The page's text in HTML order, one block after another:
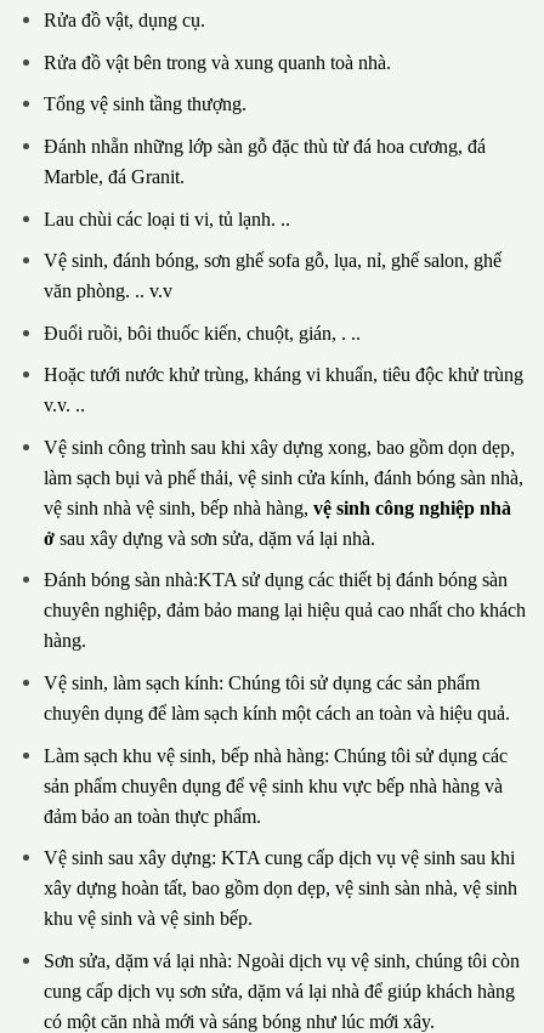
Rửa đồ vật, dụng cụ.
Rửa đồ vật bên trong và xung quanh toà nhà.
Tổng vệ sinh tầng thượng.
Đánh nhẵn những lớp sàn gỗ đặc thù từ đá hoa cương, đá
Marble, đá Granit.
Lau chùi các loại ti vi, tủ lạnh. ..
Vệ sinh, đánh bóng, sơn ghế sofa gỗ, lụa, nỉ, ghế salon, ghế
văn phòng. .. v.v
Đuổi ruồi, bôi thuốc kiến, chuột, gián, . ..
Hoặc tưới nước khử trùng, kháng vi khuẩn, tiêu độc khử trùng
v.v. ..
Vệ sinh công trình sau khi xây dựng xong, bao gồm dọn dẹp,
làm sạch bụi và phế thải, vệ sinh cửa kính, đánh bóng sàn nhà,
vệ sinh nhà vệ sinh, bếp nhà hàng, vệ sinh công nghiệp nhà
ởsau xây dựng và sơn sửa, dặm vá lại nhà.
Đánh bóng sàn nhà:KTA sử dụng các thiết bị đánh bóng sàn
chuyên nghiệp, đảm bảo mang lại hiệu quả cao nhất cho khách
hàng.
Vệ sinh, làm sạch kính: Chúng tôi sử dụng các sản phẩm
chuyên dụng để làm sạch kính một cách an toàn và hiệu quả.
Làm sạch khu vệ sinh, bếp nhà hàng: Chúng tôi sử dụng các
sản phẩm chuyên dụng để vệ sinh khu vực bếp nhà hàng và
đảm bảo an toàn thực phẩm.
Vệ sinh sau xây dựng: KTA cung cấp dịch vụ vệ sinh sau khi
xây dựng hoàn tất, bao gồm dọn dẹp, vệ sinh sàn nhà, vệ sinh
khu vệ sinh và vệ sinh bếp.
Sơn sửa, dặm vá lại nhà: Ngoài dịch vụ vệ sinh, chúng tôi còn
cung cấp dịch vụ sơn sửa, dặm vá lại nhà để giúp khách hàng
có một căn nhà mới và sáng bóng như lúc mới xây.